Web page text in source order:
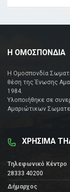
Η ΟΜΟΣΠΟΝΔΙΑ
Η Ομοσπονδία
θέση της Ένωσης
1984.
Υλοποιήθηκε σε
Αμαριώτικων
ΧΡΗΣΙΜΑ
Τηλεφωνικό Κέντρο
28333 40200
Δήμαρχος